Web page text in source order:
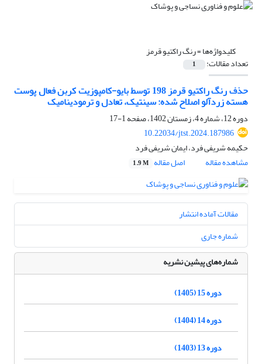
کلیدواژه‌ها =رنگ راکتیو قرمز
تعداد مقالات: 1
حذف رنگ راکتیو قرمز 198 توسط بایو-کامپوزیت کربن فعال پوست
هسته زردآلو اصلاح شده: سینتیک، تعادل و ترمودینامیک
دوره 12، شماره 4، زمستان 1402، صفحه
1-17
10.22034/jtst.2024.187986
حکیمه شریفی فرد، ایمان شریفی فرد
مشاهده مقاله
اصل مقاله 1.9 M
مقالات آماده انتشار
شماره جاری
شماره‌های پیشین نشریه
دوره 15 (1405)
دوره 14 (1404)
دوره 13 (1403)